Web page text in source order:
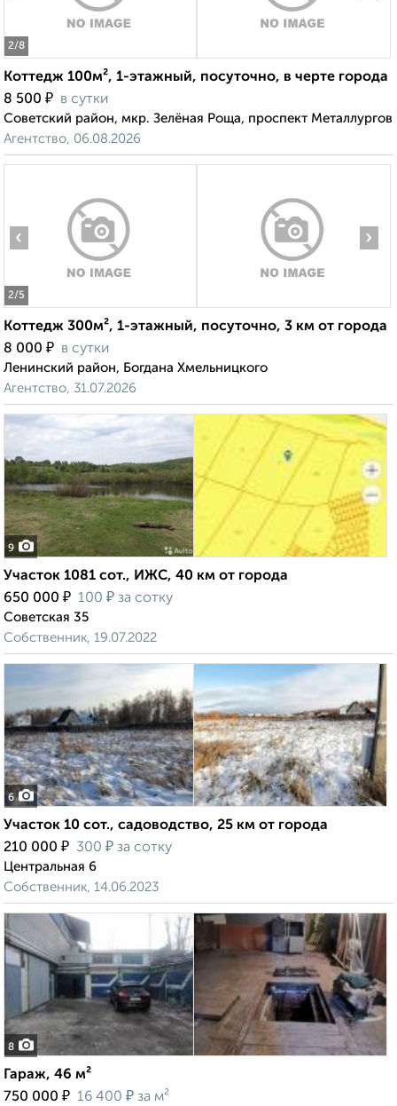
2/8
Коттедж 100м², 1-этажный, посуточно, в черте города
8 500 ₽ в сутки
Советский район, мкр. Зелёная Роща, проспект Металлургов
Агентство, 06.08.2026
2/5
‹ ›
Коттедж 300м², 1-этажный, посуточно, 3 км от города
8 000 ₽ в сутки
Ленинский район, Богдана Хмельницкого
Агентство, 31.07.2026
9
Участок 1081 сот., ИЖС, 40 км от города
650 000 ₽ 100 ₽ за сотку
Советская 35
Собственник, 19.07.2022
6
Участок 10 сот., садоводство, 25 км от города
210 000 ₽ 300 ₽ за сотку
Центральная 6
Собственник, 14.06.2023
8
Гараж, 46 м²
750 000 ₽ 16 400 ₽ за м²